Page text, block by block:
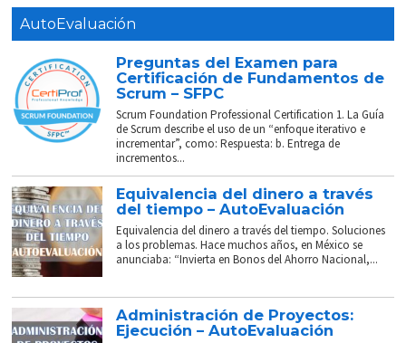
AutoEvaluación
Preguntas del Examen para
Certificación de Fundamentos de
Scrum – SFPC
Scrum Foundation Professional Certification 1. La Guía
de Scrum describe el uso de un “enfoque iterativo e
incrementar”, como: Respuesta: b. Entrega de
incrementos...
Equivalencia del dinero a través
del tiempo – AutoEvaluación
Equivalencia del dinero a través del tiempo. Soluciones
a los problemas. Hace muchos años, en México se
anunciaba: “Invierta en Bonos del Ahorro Nacional,...
Administración de Proyectos:
Ejecución – AutoEvaluación